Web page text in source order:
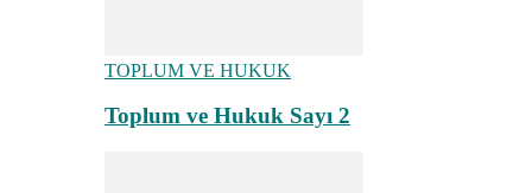
TOPLUM VE HUKUK
Toplum ve Hukuk Sayı 2